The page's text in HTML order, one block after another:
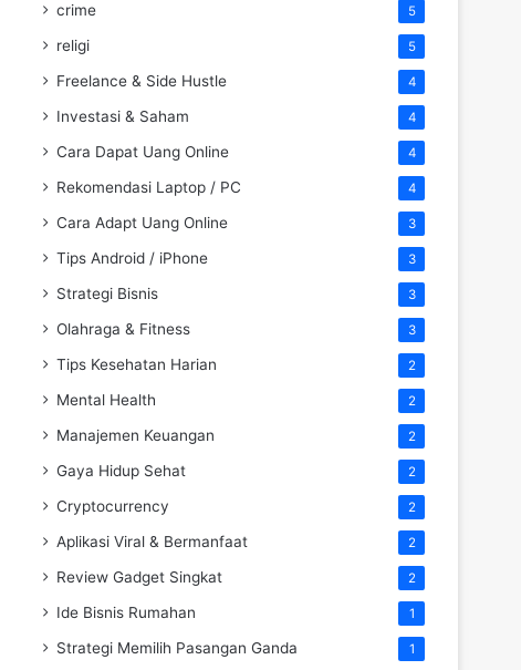
crime 5
religi 5
Freelance & Side Hustle 4
Investasi & Saham 4
Cara Dapat Uang Online 4
Rekomendasi Laptop / PC 4
Cara Adapt Uang Online 3
Tips Android / iPhone 3
Strategi Bisnis 3
Olahraga & Fitness 3
Tips Kesehatan Harian 2
Mental Health 2
Manajemen Keuangan 2
Gaya Hidup Sehat 2
Cryptocurrency 2
Aplikasi Viral & Bermanfaat 2
Review Gadget Singkat 2
Ide Bisnis Rumahan 1
Strategi Memilih Pasangan Ganda 1